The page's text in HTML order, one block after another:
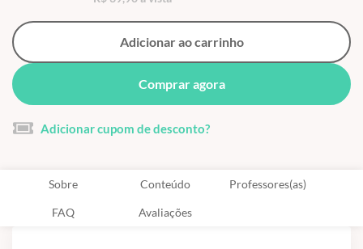
Adicionar ao carrinho
Comprar agora
Adicionar cupom de desconto?
Sobre Conteúdo Professores(as)
FAQ Avaliações